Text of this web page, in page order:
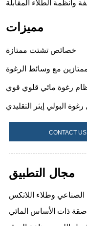
CONTACT US